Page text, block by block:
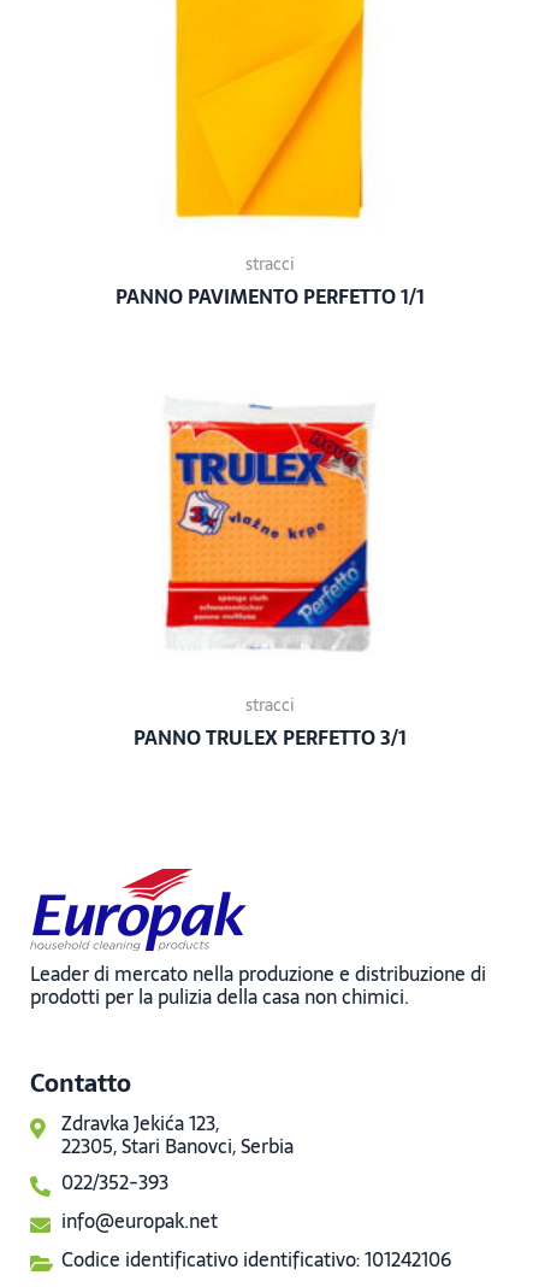
stracci
PANNO PAVIMENTO PERFETTO 1/1
stracci
PANNO TRULEX PERFETTO 3/1
Leader di mercato nella produzione e distribuzione di
prodotti per la pulizia della casa non chimici.
Contatto
Zdravka Jekića 123,
22305, Stari Banovci, Serbia
022/352-393
info@europak.net
Codice identificativo identificativo: 101242106